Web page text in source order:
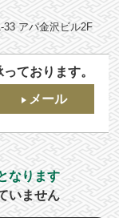
33 アパ金沢ビル2F
ております。
メール
なります
いません